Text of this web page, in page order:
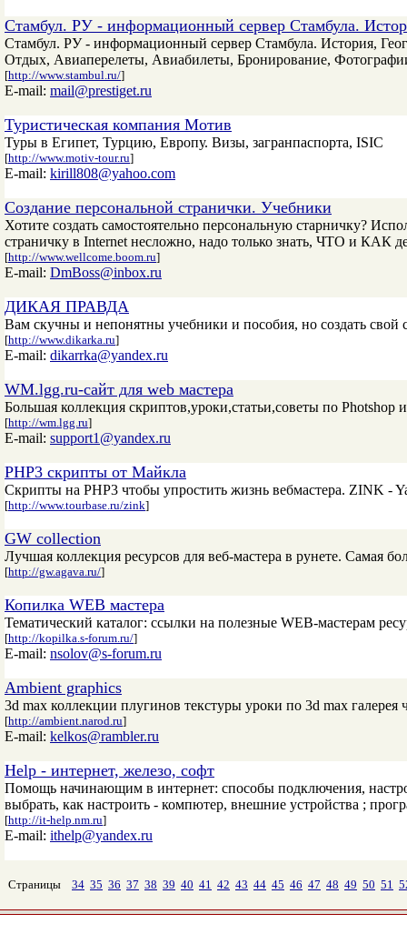
Стамбул. РУ - информационный сервер Стамбула.
Стамбул. РУ - информационный сервер Стамбула. История,
Отдых, Авиаперелеты, Авиабилеты, Бронирование,
[http://www.stambul.ru/]
E-mail: mail@prestiget.ru
Туристическая компания Мотив
Туры в Египет, Турцию, Европу. Визы, загранпаспорта, ISIC
[http://www.motiv-tour.ru]
E-mail: kirill808@yahoo.com
Создание персональной странички. Учебники
Хотите создать самостоятельно персональную старничку?
страничку в Internet несложно, надо только знать, ЧТО и КАК
[http://www.wellcome.boom.ru]
E-mail: DmBoss@inbox.ru
ДИКАЯ ПРАВДА
Вам скучны и непонятны учебники и пособия, но создать свой
[http://www.dikarka.ru]
E-mail: dikarrka@yandex.ru
WM.lgg.ru-сайт для web мастера
Большая коллекция скриптов,уроки,статьи,советы по Photshop
[http://wm.lgg.ru]
E-mail: support1@yandex.ru
PHP3 скрипты от Майкла
Скрипты на PHP3 чтобы упростить жизнь вебмастера. ZINK -
[http://www.tourbase.ru/zink]
GW collection
Лучшая коллекция ресурсов для веб-мастера в рунете. Самая
[http://gw.agava.ru/]
Копилка WEB мастера
Тематический каталог: ссылки на полезные WEB-мастерам
[http://kopilka.s-forum.ru/]
E-mail: nsolov@s-forum.ru
Ambient graphics
3d max коллекции плугинов текстуры уроки по 3d max галерея
[http://ambient.narod.ru]
E-mail: kelkos@rambler.ru
Help - интернет, железо, софт
Помощь начинающим в интернет: способы подключения,
выбрать, как настроить - компютер, внешние устройства ;
[http://it-help.nm.ru]
E-mail: ithelp@yandex.ru
Страницы 34 35 36 37 38 39 40 41 42 43 44 45 46 47 48 49 50 51